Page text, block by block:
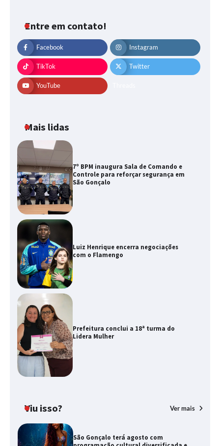
Entre em contato!
Facebook Instagram
TikTok Twitter
YouTube
Mais lidas
7º BPM inaugura Sala de Comando e
Controle para reforçar segurança em
São Gonçalo
Luiz Henrique encerra negociações
com o Flamengo
Prefeitura conclui a 18ª turma do
Lidera Mulher
Viu isso? Ver mais
São Gonçalo terá agosto com